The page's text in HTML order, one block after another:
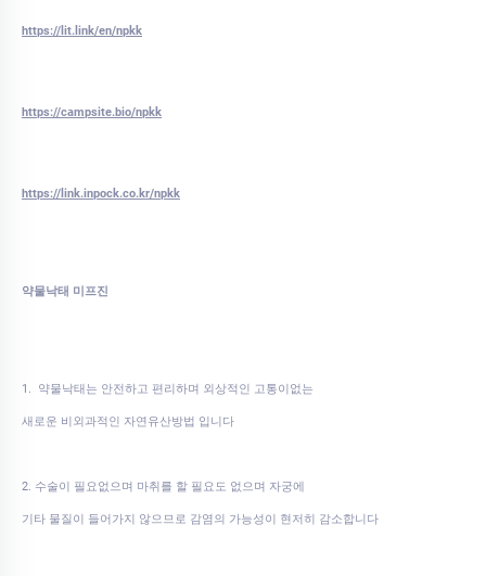
https://lit.link/en/npkk
https://campsite.bio/npkk
https://link.inpock.co.kr/npkk
약물낙태 미프진
1. 약물낙태는 안전하고 편리하며 외상적인 고통이없는
새로운 비외과적인 자연유산방법 입니다
2. 수술이 필요없으며 마취를 할 필요도 없으며 자궁에
기타 물질이 들어가지 않으므로 감염의 가능성이 현저히 감소합니다